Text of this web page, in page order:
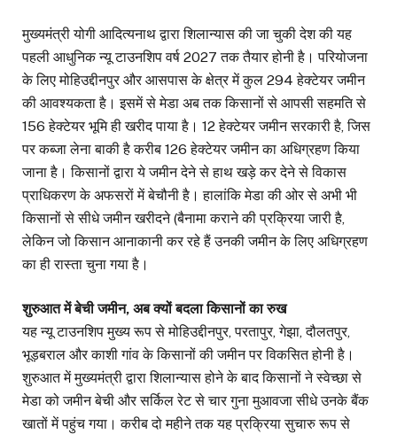
मुख्यमंत्री योगी आदित्यनाथ द्वारा शिलान्यास की जा चुकी देश की यह
पहली आधुनिक न्यू टाउनशिप वर्ष 2027 तक तैयार होनी है। परियोजना
के लिए मोहिउद्दीनपुर और आसपास के क्षेत्र में कुल 294 हेक्टेयर जमीन
की आवश्यकता है। इसमें से मेडा अब तक किसानों से आपसी सहमति से
156 हेक्टेयर भूमि ही खरीद पाया है। 12 हेक्टेयर जमीन सरकारी है, जिस
पर कब्जा लेना बाकी है करीब 126 हेक्टेयर जमीन का अधिग्रहण किया
जाना है। किसानों द्वारा ये जमीन देने से हाथ खड़े कर देने से विकास
प्राधिकरण के अफसरों में बेचौनी है। हालांकि मेडा की ओर से अभी भी
किसानों से सीधे जमीन खरीदने (बैनामा कराने की प्रक्रिया जारी है,
लेकिन जो किसान आनाकानी कर रहे हैं उनकी जमीन के लिए अधिग्रहण
का ही रास्ता चुना गया है।
शुरुआत में बेची जमीन, अब क्यों बदला किसानों का रुख
यह न्यू टाउनशिप मुख्य रूप से मोहिउद्दीनपुर, परतापुर, गेझा, दौलतपुर,
भूड़बराल और काशी गांव के किसानों की जमीन पर विकसित होनी है।
शुरुआत में मुख्यमंत्री द्वारा शिलान्यास होने के बाद किसानों ने स्वेच्छा से
मेडा को जमीन बेची और सर्किल रेट से चार गुना मुआवजा सीधे उनके बैंक
खातों में पहुंच गया। करीब दो महीने तक यह प्रक्रिया सुचारु रूप से